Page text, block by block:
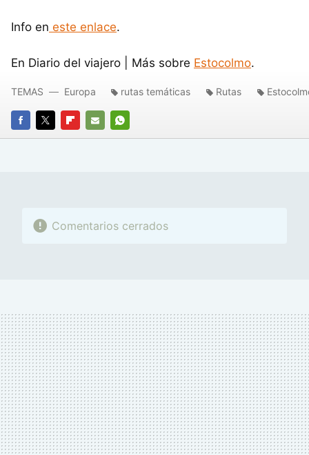
Info en este enlace.
En Diario del viajero | Más sobre Estocolmo.
FACEBOOK
TWITTERFLIPBOARD
E-
WHATSAPP
TEMAS Europa rutas temáticas Rutas
Comentarios cerrados